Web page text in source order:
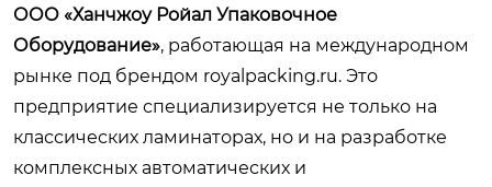
ООО «Ханчжоу Ройал Упаковочное
Оборудование», работающая на международном
рынке под брендом royalpacking.ru. Это
предприятие специализируется не только на
классических ламинаторах, но и на разработке
комплексных автоматических и